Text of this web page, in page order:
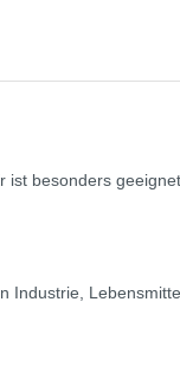
besonders